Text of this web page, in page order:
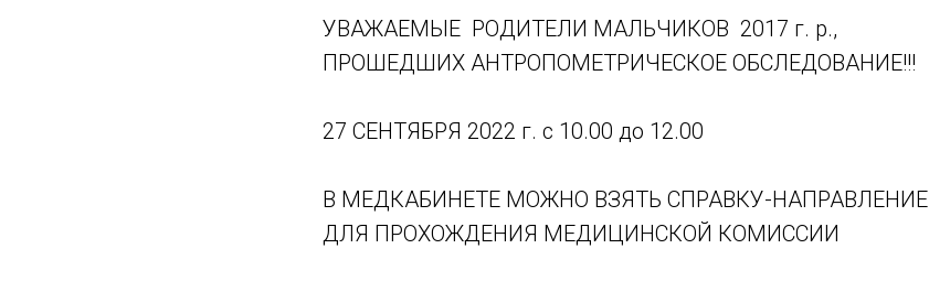
УВАЖАЕМЫЕ РОДИТЕЛИ МАЛЬЧИКОВ 2017 г. р.,
ПРОШЕДШИХ АНТРОПОМЕТРИЧЕСКОЕ ОБСЛЕДОВАНИЕ!!!
27 СЕНТЯБРЯ 2022 г. с 10.00 до 12.00
В МЕДКАБИНЕТЕ МОЖНО ВЗЯТЬ СПРАВКУ-НАПРАВЛЕНИЕ
ДЛЯ ПРОХОЖДЕНИЯ МЕДИЦИНСКОЙ КОМИССИИ